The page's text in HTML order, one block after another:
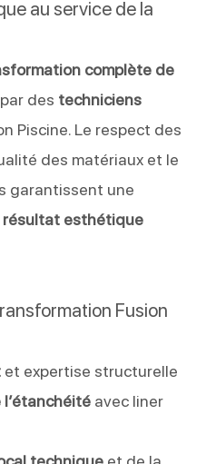
au service de la
complète de
des techniciens
Piscine. Le respect des
des matériaux et le
garantissent une
résultat esthétique
Fusion
et expertise structurelle
avec liner